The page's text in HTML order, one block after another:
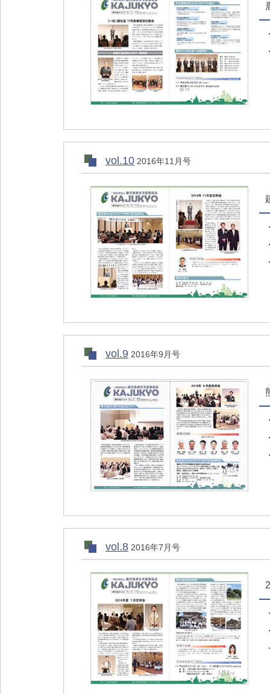
vol.10 2016年11月号
vol.9 2016年9月号
vol.8 2016年7月号